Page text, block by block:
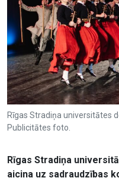
Rīgas Stradiņa universitātes
Publicitātes foto.
Rīgas Stradiņa
aicina uz sadraudzības